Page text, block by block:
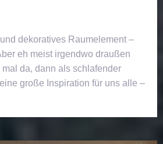
dekoratives Raumelement –
eh meist irgendwo draußen
mal da, dann als schlafender
große Inspiration für uns alle –